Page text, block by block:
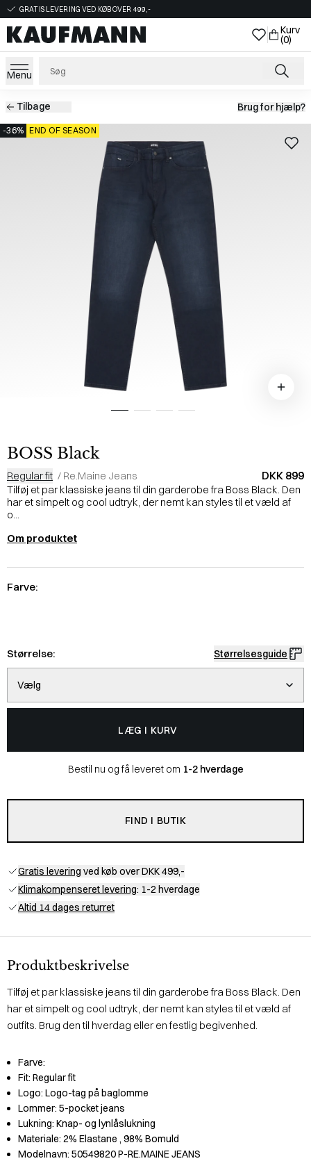
GRATIS LEVERING VED KØB OVER 499,-
Kurv
(0)
Menu
Tilbage Brug for hjælp?
-36% END OF SEASON
BOSS Black
Regular fit / Re.Maine Jeans DKK 899
Tilføj et par klassiske jeans til din garderobe fra Boss Black. Den
har et simpelt og cool udtryk, der nemt kan styles til et væld af
o...
Om produktet
Farve:
Størrelse: Størrelsesguide
Vælg
LÆG I KURV
Bestil nu og få leveret om 1-2 hverdage
FIND I BUTIK
Gratis levering ved køb over DKK 499,-
Klimakompenseret levering: 1-2 hverdage
Altid 14 dages returret
Produktbeskrivelse
Tilføj et par klassiske jeans til din garderobe fra Boss Black. Den
har et simpelt og cool udtryk, der nemt kan styles til et væld af
outfits. Brug den til hverdag eller en festlig begivenhed.
Farve:
Fit: Regular fit
Logo: Logo-tag på baglomme
Lommer: 5-pocket jeans
Lukning: Knap- og lynlåslukning
Materiale: 2% Elastane , 98% Bomuld
Modelnavn: 50549820 P-RE.MAINE JEANS